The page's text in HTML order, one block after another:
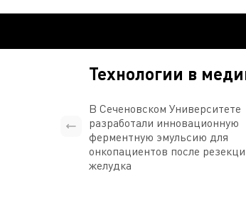
Технологии в
В Сеченовском Университете
разработали инновационную
ферментную эмульсию для
онкопациентов после
желудка